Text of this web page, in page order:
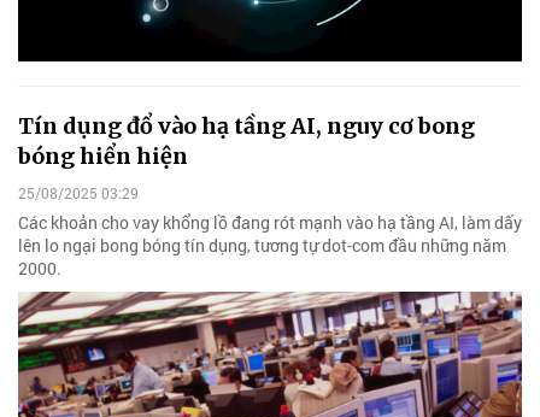
Tín dụng đổ vào hạ tầng AI, nguy cơ bong
bóng hiển hiện
25/08/2025 03:29
Các khoản cho vay khổng lồ đang rót mạnh vào hạ tầng AI, làm dấy
lên lo ngại bong bóng tín dụng, tương tự dot-com đầu những năm
2000.